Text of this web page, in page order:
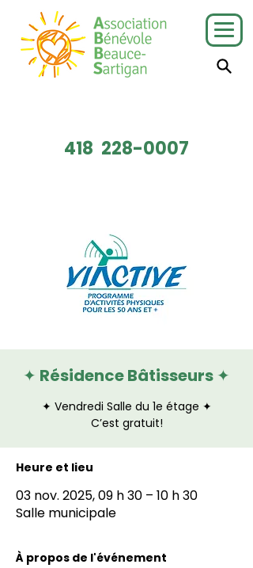
418 228-0007
✦ Résidence Bâtisseurs ✦
✦ Vendredi Salle du 1e étage ✦
C’est gratuit!
Heure et lieu
03 nov. 2025, 09 h 30 – 10 h 30
Salle municipale
À propos de l'événement